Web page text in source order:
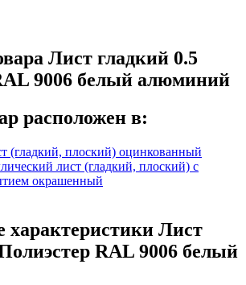
Лист гладкий 0.5
9006 белый алюминий
расположен в:
(гладкий, плоский) оцинкованный
лист (гладкий, плоский) с
окрашенный
характеристики Лист
RAL 9006 белый